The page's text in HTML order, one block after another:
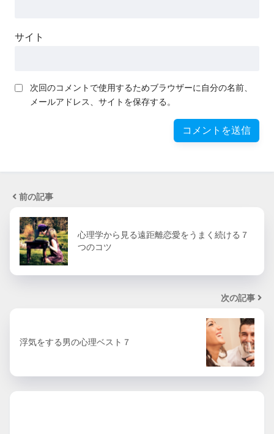
サイト
次回のコメントで使用するためブラウザーに自分の名前、
メールアドレス、サイトを保存する。
前の記事
心理学から見る遠距離恋愛をうまく続ける７
つのコツ
次の記事
浮気をする男の心理ベスト７